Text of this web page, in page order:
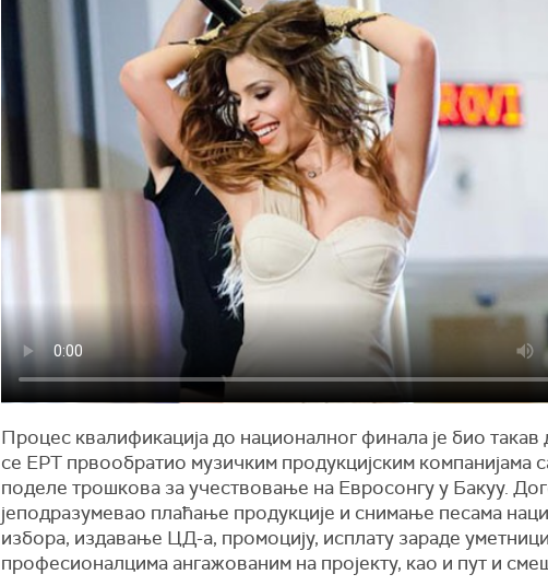
Процес квалификација до националног финала је био такав
се ЕРТ првообратио музичким продукцијским компанијама
поделе трошкова за учествовање на Евросонгу у Бакуу.
јеподразумевао плаћање продукције и снимање песама
избора, издавање ЦД-а, промоцију, исплату зараде
професионалцима ангажованим на пројекту, као и пут и